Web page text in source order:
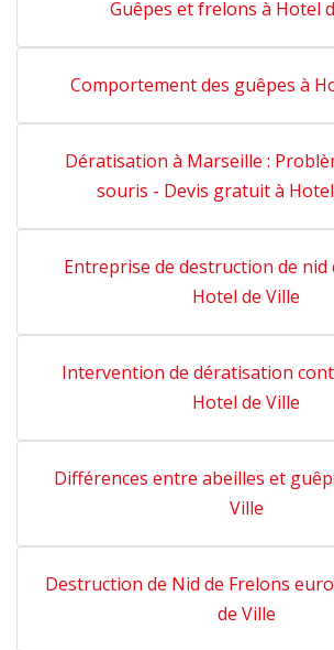
Guêpes et frelons à Hotel
Comportement des guêpes à
Dératisation à Marseille :
souris - Devis gratuit à
Entreprise de destruction de nid
Hotel de Ville
Intervention de dératisation
Hotel de Ville
Différences entre abeilles et
Ville
Destruction de Nid de Frelons
de Ville